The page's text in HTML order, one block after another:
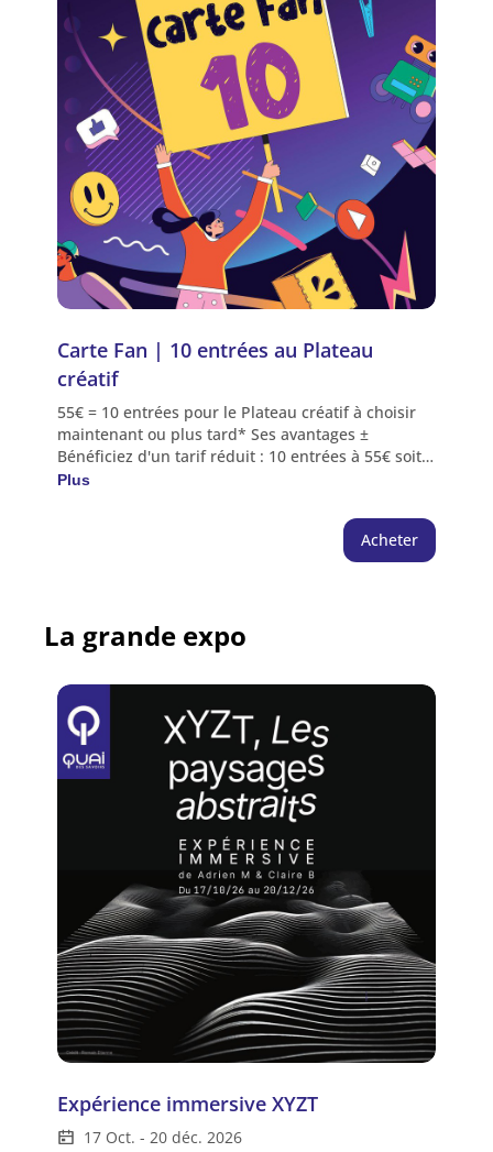
Carte Fan | 10 entrées au Plateau
créatif
55€ = 10 entrées pour le Plateau créatif à choisir
maintenant ou plus tard* Ses avantages ±
Bénéficiez d'un tarif réduit : 10 entrées à 55€ soit
15€ de réduction Plusieurs visiteurs peuvent
sur l'espace personnel de l'acheteur | Choix des
séances directement depuis l'espace personnel,
encart "abonnement" ou au guichet du Quai des
réservées dans le cadre d'une carte fan ne
peuvent être soumises à un échange.
Plus
Acheter
La grande expo
Expérience immersive XYZT
17 Oct. - 20 déc. 2026